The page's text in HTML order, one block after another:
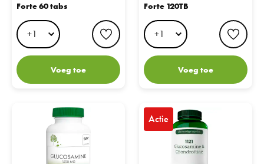
Forte 60 tabs
favorite button
Voeg toe
Forte 120TB
Voeg toe
G&W Glucosamine 1500mg 2kcl 60 tabsAOV 1121 Glucosamine &
Actie